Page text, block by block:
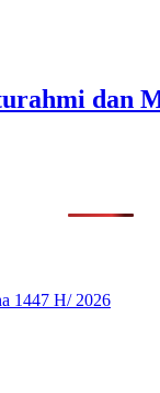
dan
1447 H/ 2026